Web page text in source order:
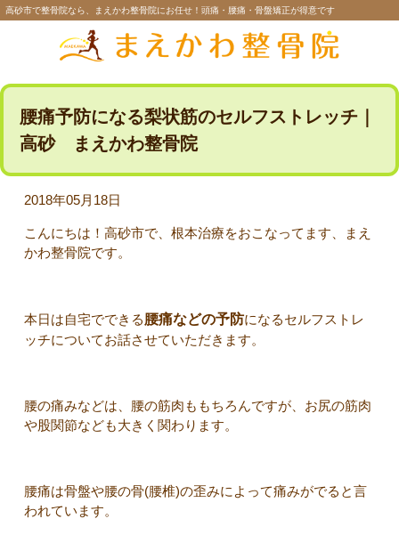
高砂市で整骨院なら、まえかわ整骨院にお任せ！頭痛・腰痛・骨盤矯正が得意です
腰痛予防になる梨状筋のセルフストレッチ｜
高砂 まえかわ整骨院
2018年05月18日
こんにちは！高砂市で、根本治療をおこなってます、まえ
かわ整骨院です。
本日は自宅でできる腰痛などの予防になるセルフストレ
ッチについてお話させていただきます。
腰の痛みなどは、腰の筋肉ももちろんですが、お尻の筋肉
や股関節なども大きく関わります。
腰痛は骨盤や腰の骨(腰椎)の歪みによって痛みがでると言
われています。